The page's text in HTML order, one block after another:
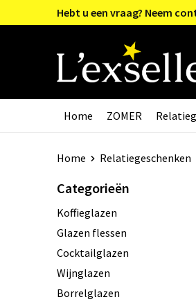
Hebt u een vraag? Neem
Home ZOMER
Home Relatiegeschenken
Categorieën
Koffieglazen
Glazen flessen
Cocktailglazen
Wijnglazen
Borrelglazen